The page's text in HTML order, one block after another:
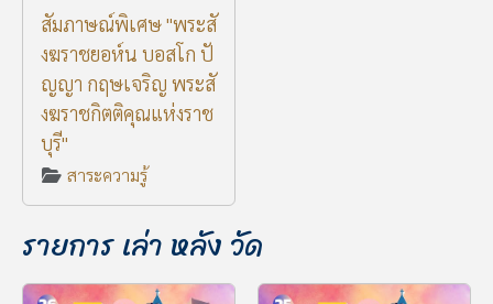
สัมภาษณ์พิเศษ "พระสั
งฆราชยอห์น บอสโก ปั
ญญา กฤษเจริญ พระสั
งฆราชกิตติคุณแห่งราช
บุรี"
สาระความรู้
รายการ เล่า หลัง วัด